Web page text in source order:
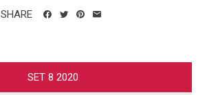
SHARE
SET 8 2020